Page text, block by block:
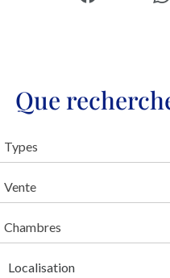
Que
Types
Vente
Chambres
Localisation